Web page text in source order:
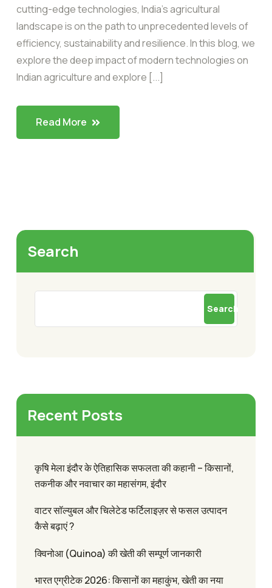
cutting-edge technologies, India’s agricultural
landscape is on the path to unprecedented levels of
efficiency, sustainability and resilience. In this blog, we
explore the deep impact of modern technologies on
Indian agriculture and explore [...]
Read More
Search
Search
Recent Posts
कृषि मेला इंदौर के ऐतिहासिक सफलता की कहानी – किसानों,
तकनीक और नवाचार का महासंगम, इंदौर
वाटर सॉल्युबल और चिलेटेड फर्टिलाइज़र से फसल उत्पादन
कैसे बढ़ाएं ?
क्विनोआ (Quinoa) की खेती की सम्पूर्ण जानकारी
भारत एग्रीटेक 2026: किसानों का महाकुंभ, खेती का नया